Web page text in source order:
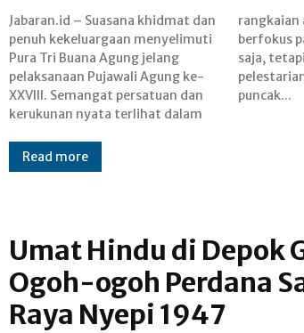
Jabaran.id – Suasana khidmat dan
penuh kekeluargaan menyelimuti
Pura Tri Buana Agung jelang
pelaksanaan Pujawali Agung ke-
XXVIII. Semangat persatuan dan
kerukunan nyata terlihat dalam
rangkaian acara yang tidak hanya
berfokus pada ibadah umat Hindu
saja, tetapi juga aksi sosial dan
pelestarian budaya. Sebagai
puncak...
Read more
Umat Hindu di Depok
Ogoh-ogoh Perdana
Raya Nyepi 1947